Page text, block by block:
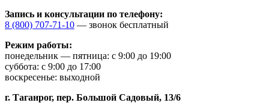
Запись и консультации по телефону:
8 (800) 707-71-10 — звонок бесплатный
Режим работы:
понедельник — пятница: с 9:00 до 19:00
суббота: с 9:00 до 17:00
воскресенье: выходной
г. Таганрог, пер. Большой Садовый, 13/6